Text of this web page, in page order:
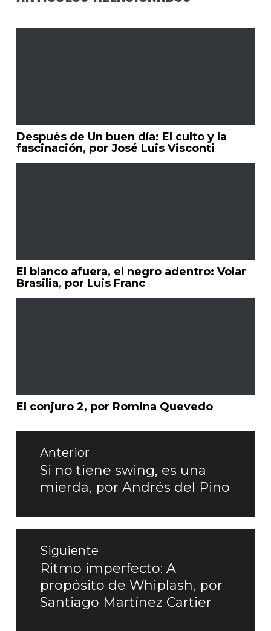
Después de Un buen día: El culto y la
fascinación, por José Luis Visconti
El blanco afuera, el negro adentro: Volar
Brasilia, por Luis Franc
El conjuro 2, por Romina Quevedo
Navegación
entradas
Anterior
Entrada
anterior:
Si no tiene swing, es una
mierda, por Andrés del Pino
Siguiente
Entrada
siguiente:
Ritmo imperfecto: A
propósito de Whiplash, por
Santiago Martínez Cartier